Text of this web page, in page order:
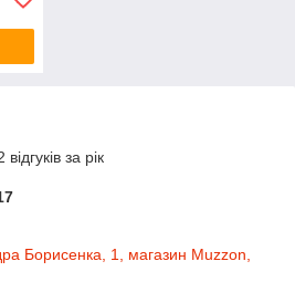
за рік
Борисенка, 1, магазин Muzzon,